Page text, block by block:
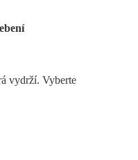
vydrží. Vyberte